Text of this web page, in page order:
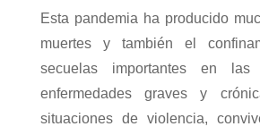
Esta pandemia ha producido
muertes y también el
secuelas importantes en las
enfermedades graves y
situaciones de violencia,